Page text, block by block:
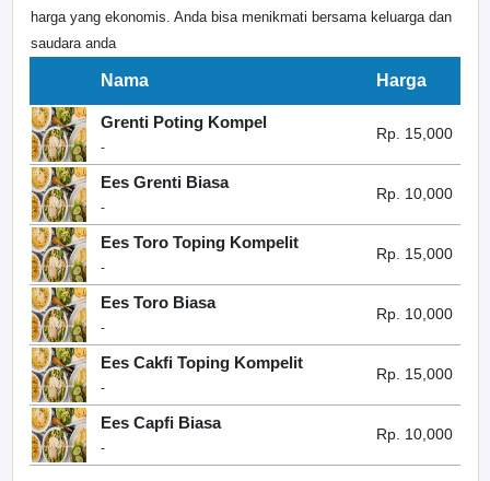
harga yang ekonomis. Anda bisa menikmati bersama keluarga dan
saudara anda
Nama Harga
Grenti Poting Kompel
-
Rp. 15,000
Ees Grenti Biasa
-
Rp. 10,000
Ees Toro Toping Kompelit
-
Rp. 15,000
Ees Toro Biasa
-
Rp. 10,000
Ees Cakfi Toping Kompelit
-
Rp. 15,000
Ees Capfi Biasa
-
Rp. 10,000